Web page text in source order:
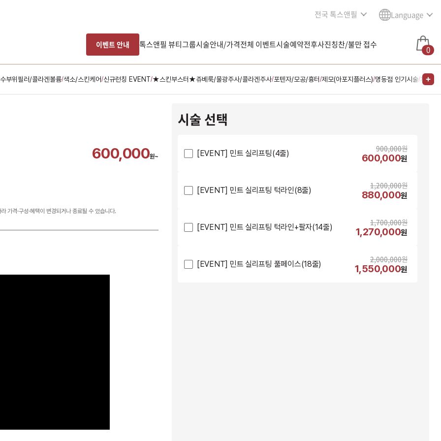
전국 톡스앤필 Language
이벤트 안내 톡스앤필 뷰티그룹시술안내/가격전체 이벤트시술예약전후사진칭찬/불만 접수 0
부위필러/콜라겐볼륨/색소/스킨케어/신규런칭 EVENT/★스킨부스터★쥬베룩/물광주사/콜라겐주사/포텐자/모공/흉터 /제모(아포지플러스)/명동점 인기시술/체형/
600,000원~
가격·구성·혜택이 변경되거나 종료될 수 있습니다.
시술 선택
[EVENT] 민트 실리프팅(4줄) 900,000원
600,000원
[EVENT] 민트 실리프팅 턱라인(8줄) 1,200,000원
880,000원
[EVENT] 민트 실리프팅 턱라인+팔자(14줄) 1,700,000원
1,270,000원
[EVENT] 민트 실리프팅 풀페이스(18줄) 2,000,000원
1,550,000원